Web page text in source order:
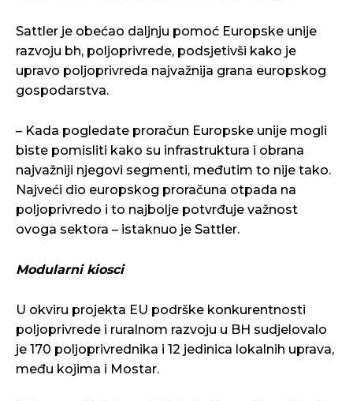
Sattler je obećao daljnju pomoć Europske unije
razvoju bh, poljoprivrede, podsjetivši kako je
upravo poljoprivreda najvažnija grana europskog
gospodarstva.
– Kada pogledate proračun Europske unije mogli
biste pomisliti kako su infrastruktura i obrana
najvažniji njegovi segmenti, međutim to nije tako.
Najveći dio europskog proračuna otpada na
poljoprivredo i to najbolje potvrđuje važnost
ovoga sektora – istaknuo je Sattler.
Modularni kiosci
U okviru projekta EU podrške konkurentnosti
poljoprivrede i ruralnom razvoju u BH sudjelovalo
je 170 poljoprivrednika i 12 jedinica lokalnih uprava,
među kojima i Mostar.